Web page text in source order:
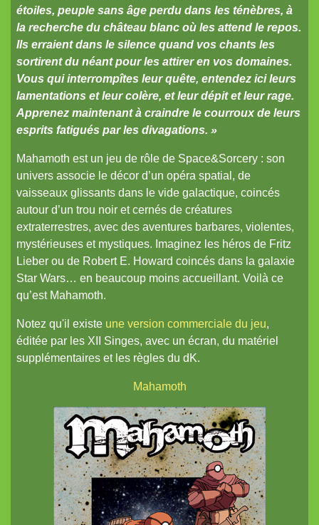
MiniSix
Princes & Vagabonds
Silver Pumpkin
Soulfire
Sventovia
Tauntaun & Tie-fighter
Torii
étoiles, peuple sans âge perdu dans les ténèbres, à
la recherche du château blanc où les attend le repos.
Ils erraient dans le silence quand vos chants les
sortirent du néant pour les attirer en vos domaines.
Vous qui interrompîtes leur quête, entendez ici leurs
lamentations et leur colère, et leur dépit et leur rage.
Apprenez maintenant à craindre le courroux de leurs
esprits fatigués par les divagations. »
Mahamoth est un jeu de rôle de Space&Sorcery : son
univers associe le décor d’un opéra spatial, de
vaisseaux glissants dans le vide galactique, coincés
autour d’un trou noir et cernés de créatures
extraterrestres, avec des aventures barbares, violentes,
mystérieuses et mystiques. Imaginez les héros de Fritz
Lieber ou de Robert E. Howard coincés dans la galaxie
Star Wars… en beaucoup moins accueillant. Voilà ce
qu’est Mahamoth.
Notez qu'il existe une version commerciale du jeu,
éditée par les XII Singes, avec un écran, du matériel
supplémentaires et les règles du dK.
Mahamoth